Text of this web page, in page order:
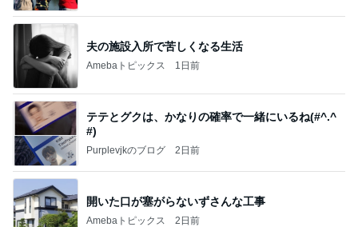
夫の施設入所で苦しくなる生活
Amebaトピックス 1日前
テテとグクは、かなりの確率で一緒にいるね(#^.^
#)
Purplevjkのブログ 2日前
開いた口が塞がらないずさんな工事
Amebaトピックス 2日前